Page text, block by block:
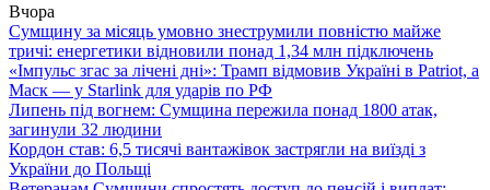
Вчора
Сумщину за місяць умовно знеструмили повністю майже
тричі: енергетики відновили понад 1,34 млн підключень
«Імпульс згас за лічені дні»: Трамп відмовив Україні в Patriot, а
Маск — у Starlink для ударів по РФ
Липень під вогнем: Сумщина пережила понад 1800 атак,
загинули 32 людини
Кордон став: 6,5 тисячі вантажівок застрягли на виїзді з
України до Польщі